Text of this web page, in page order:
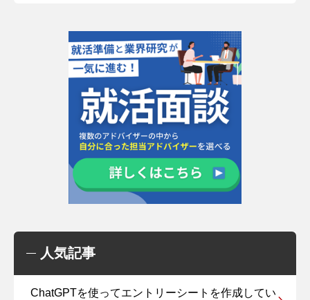
人気記事
ChatGPTを使ってエントリーシートを作成してい